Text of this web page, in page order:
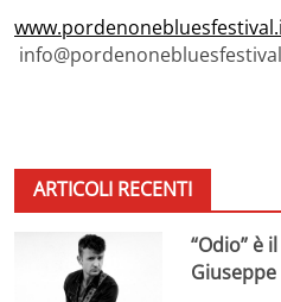
ARTICOLI RECENTI
“Odio” è
Giuseppe